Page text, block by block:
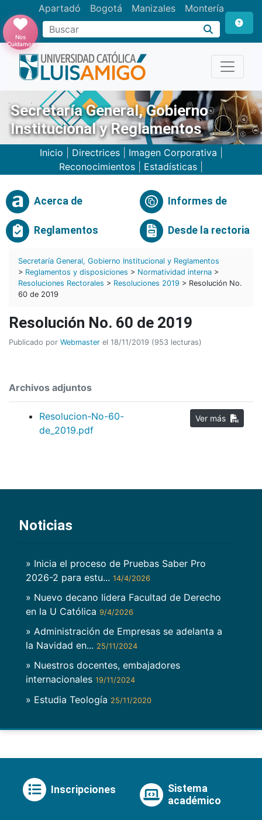
Apartadó Bogotá Manizales Montería
Buscar
Nos
Cuidamos
Secretaría General, Gobierno
Institucional y Reglamentos
Inicio Directrices| Imagen Corporativa
Reconocimientos
Estadísticas
Acerca de Informes de
Reglamentos Desde la rectoria
Secretaría General, Gobierno Institucional y Reglamentos
> Reglamentos y disposiciones > Normatividad interna >
Resoluciones Rectorales > Resoluciones 2019 > Resolución No.
60 de 2019
Resolución No. 60 de 2019
Publicado por Webmaster el 18/11/2019 (953 lecturas)
Archivos adjuntos
Resolucion-No-60-
de_2019.pdf
Noticias
» Inicia el proceso de Pruebas Saber Pro
2026-2 para estu... 14/4/2026
» Nuevo decano lidera Facultad de Derecho
en la U Católica 9/4/2026
» Administración de Empresas se adelanta a
la Navidad en... 25/11/2024
» Nuestros docentes, embajadores
internacionales 19/11/2024
» Estudia Teología 25/11/2020
Inscripciones
Sistema
académico